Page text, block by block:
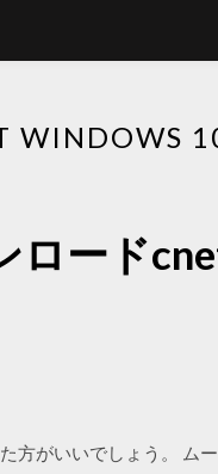
WINDOWS
ロード
方がいいでしょう。 ムー